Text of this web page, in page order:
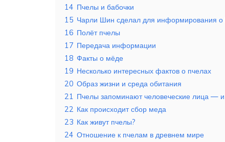
14 Пчелы и бабочки
15 Чарли Шин сделал для информирования
16 Полёт пчелы
17 Передача информации
18 Факты о мёде
19 Несколько интересных фактов о пчелах
20 Образ жизни и среда обитания
21 Пчелы запоминают человеческие лица —
22 Как происходит сбор меда
23 Как живут пчелы?
24 Отношение к пчелам в древнем мире